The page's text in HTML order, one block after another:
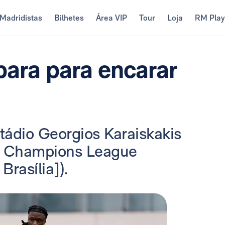
Madridistas Bilhetes Área VIP Tour Loja RM Play
para encarar
Georgios Karaiskakis
League